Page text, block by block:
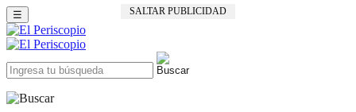
SALTAR PUBLICIDAD
☰